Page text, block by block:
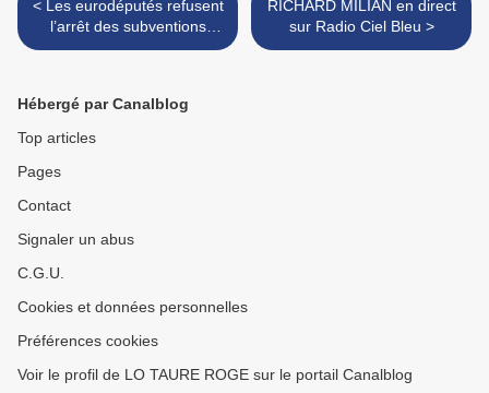
< Les eurodéputés refusent
l’arrêt des subventions
européennes pour les
RICHARD MILIAN en direct
sur Radio Ciel Bleu >
Hébergé par Canalblog
Top articles
Pages
Contact
Signaler un abus
C.G.U.
Cookies et données personnelles
Préférences cookies
Voir le profil de LO TAURE ROGE sur le portail Canalblog